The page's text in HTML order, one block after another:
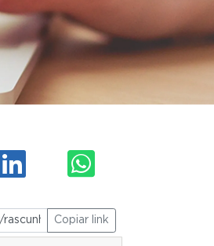
Copiar link